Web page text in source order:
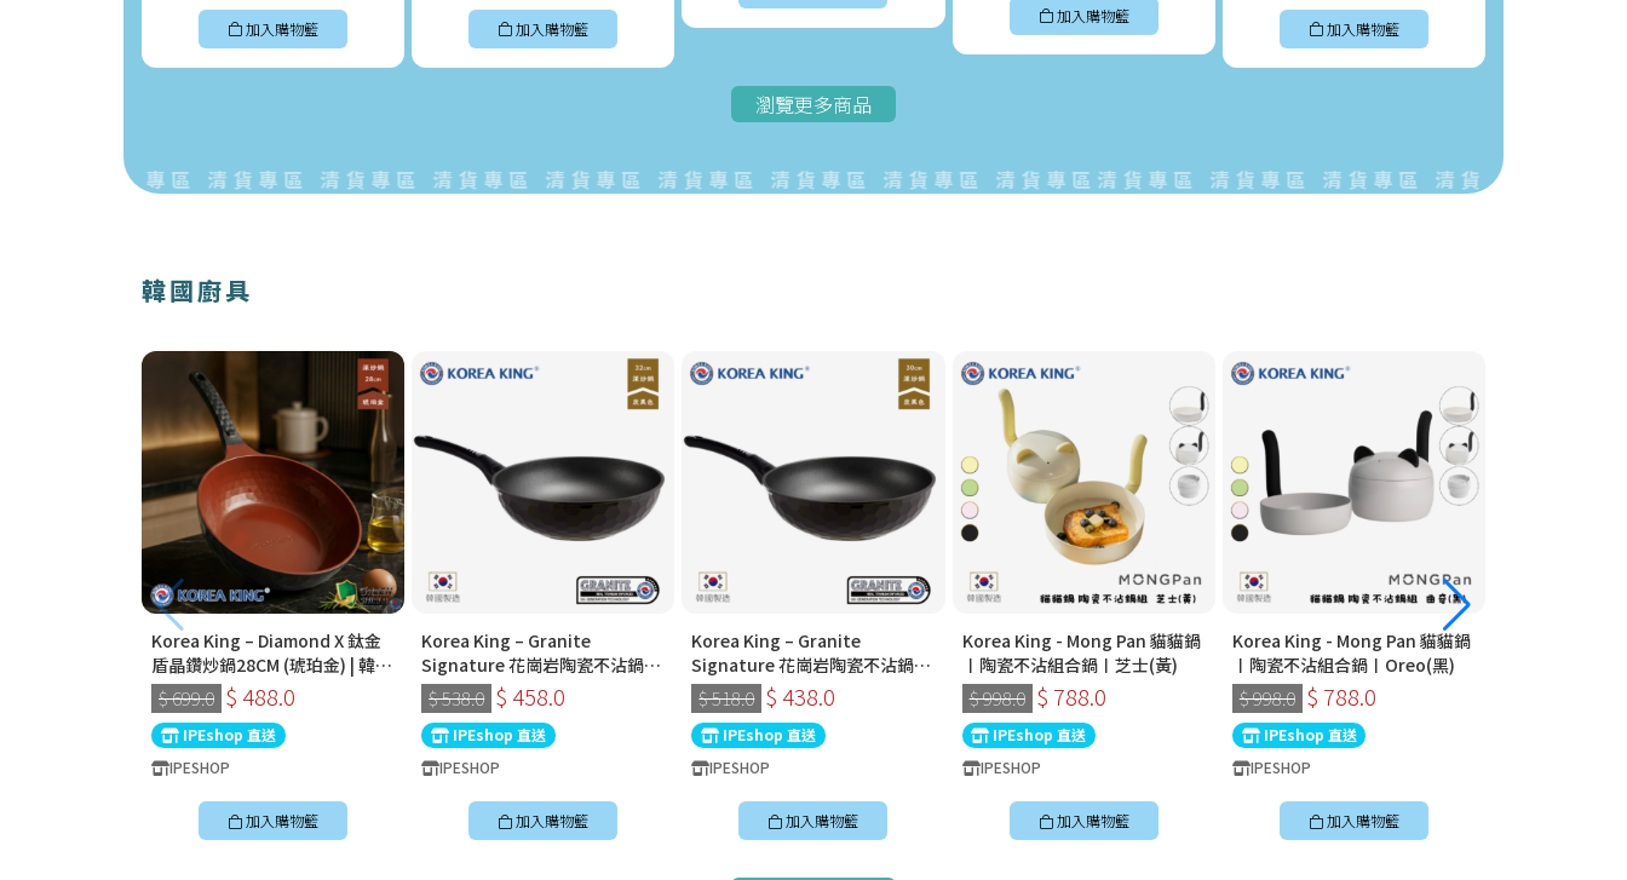
加入購物籃 加入購物籃
加入購物籃
加入購物籃
瀏覽更多商品
清貨專區 清貨專區 清貨專區 清貨專區 清貨專區 清貨專區 清貨專區 清貨專區 清貨專區清貨專區 清貨專區 清貨專區 清貨專區 清貨專
韓國廚具
Korea King – Diamond X 鈦金
盾晶鑽炒鍋28CM (琥珀金) | 韓國
製易潔鑊 (連蓋)
$ 699.0 $ 488.0
IPEshop 直送
IPESHOP
加入購物籃
Korea King – Granite
Signature 花崗岩陶瓷不沾鍋〡
32cm深炒鍋 〡經典炭黑色〡韓
國製易潔鑊
$ 538.0 $ 458.0
IPEshop 直送
IPESHOP
加入購物籃
Korea King – Granite
Signature 花崗岩陶瓷不沾鍋〡
30cm深炒鍋 〡經典炭黑色〡韓
國製易潔鑊
$ 518.0 $ 438.0
IPEshop 直送
IPESHOP
加入購物籃
Korea King - Mong Pan 貓貓鍋
〡陶瓷不沾組合鍋〡芝士(黃)
$ 998.0 $ 788.0
IPEshop 直送
IPESHOP
加入購物籃
Korea King - Mong Pan 貓貓鍋
〡陶瓷不沾組合鍋〡Oreo(黑)
$ 998.0 $ 788.0
IPEshop 直送
IPESHOP
加入購物籃